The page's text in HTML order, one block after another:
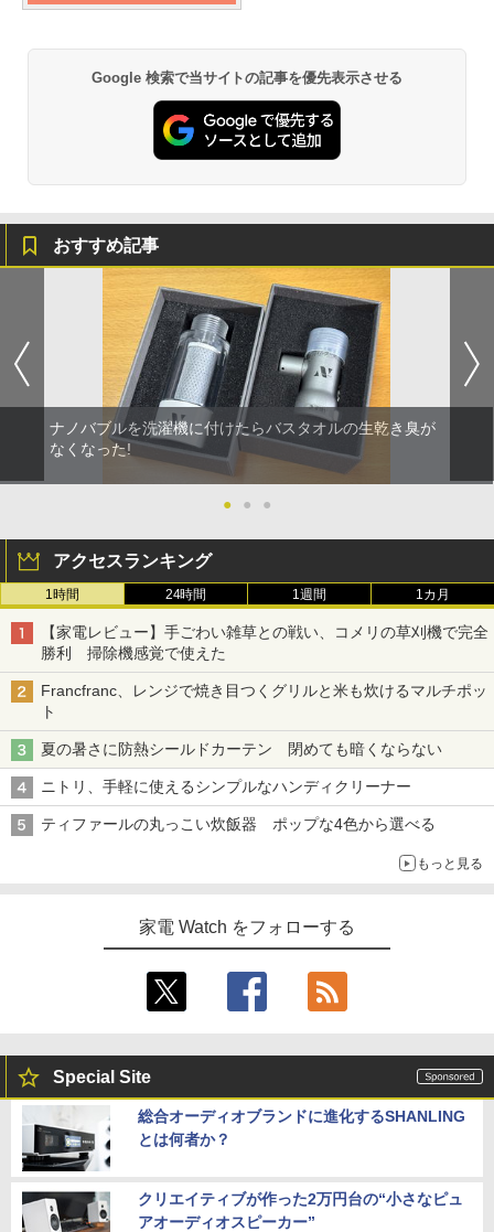
Google 検索で当サイトの記事を優先表示させる
おすすめ記事
ナノバブルを洗濯機に付けたらバスタオルの生乾き臭が
なくなった!
● ● ●
アクセスランキング
1時間 24時間 1週間 1カ月
【家電レビュー】手ごわい雑草との戦い、コメリの草刈機で完全
勝利 掃除機感覚で使えた
Francfranc、レンジで焼き目つくグリルと米も炊けるマルチポッ
ト
夏の暑さに防熱シールドカーテン 閉めても暗くならない
ニトリ、手軽に使えるシンプルなハンディクリーナー
ティファールの丸っこい炊飯器 ポップな4色から選べる
もっと見る
家電 Watch をフォローする
Special Site
総合オーディオブランドに進化するSHANLING
とは何者か？
クリエイティブが作った2万円台の“小さなピュ
アオーディオスピーカー”